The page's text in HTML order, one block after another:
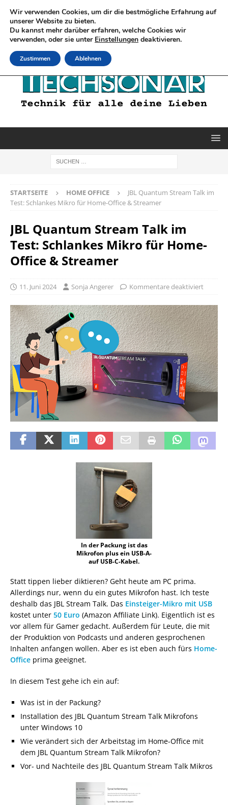
STARTSEITE HOME OFFICE
JBL Quantum Stream Talk im
Test: Schlankes Mikro für Home-Office & Streamer
JBL Quantum Stream Talk im
Test: Schlankes Mikro für Home-
Office & Streamer
11. Juni 2024 Sonja Angerer Kommentare deaktiviert
In der Packung ist das
Mikrofon plus ein USB-A-
auf USB-C-Kabel.
Statt tippen lieber diktieren? Geht heute am PC prima.
Allerdings nur, wenn du ein gutes Mikrofon hast. Ich teste
deshalb das JBL Stream Talk. Das Einsteiger-Mikro mit USB
kostet unter 50 Euro (Amazon Affiliate Link). Eigentlich ist es
vor allem für Gamer gedacht. Außerdem für Leute, die mit
der Produktion von Podcasts und anderen gesprochenen
Inhalten anfangen wollen. Aber es ist eben auch fürs Home-
Office prima geeignet.
In diesem Test gehe ich ein auf:
Was ist in der Packung?
Installation des JBL Quantum Stream Talk Mikrofons
unter Windows 10
Wie verändert sich der Arbeitstag im Home-Office mit
dem JBL Quantum Stream Talk Mikrofon?
Vor- und Nachteile des JBL Quantum Stream Talk Mikros
Wir verwenden Cookies, um dir die bestmögliche Erfahrung auf
unserer Website zu bieten.
Du kannst mehr darüber erfahren, welche Cookies wir
verwenden, oder sie unter Einstellungen deaktivieren.
Zustimmen Ablehnen